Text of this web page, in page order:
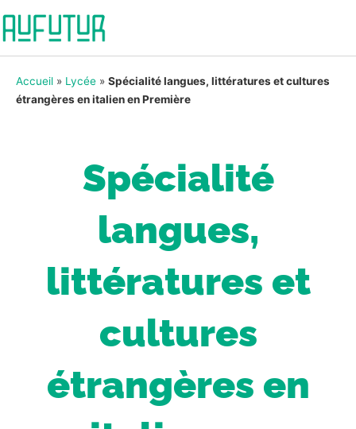
Accueil » Lycée » Spécialité langues, littératures et cultures
étrangères en italien en Première
Spécialité
langues,
littératures et
cultures
étrangères en